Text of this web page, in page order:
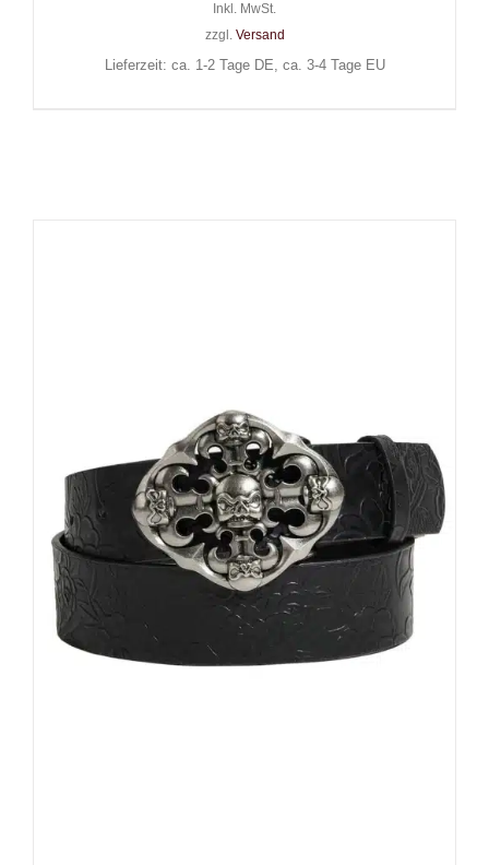
Inkl. MwSt.
zzgl. Versand
Lieferzeit: ca. 1-2 Tage DE, ca. 3-4 Tage EU